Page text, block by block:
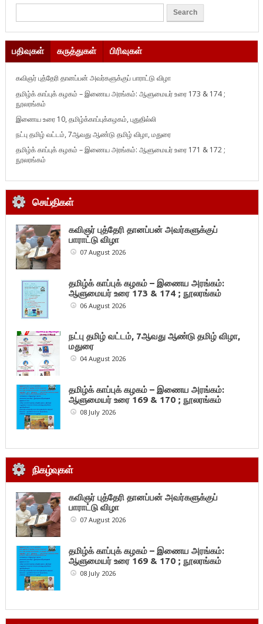
பதிவுகள் கருத்துகள் பிரிவுகள்
கவிஞர் புத்தேரி தானப்பன் அவர்களுக்குப் பாராட்டு விழா
தமிழ்க் காப்புக் கழகம் – இணைய அரங்கம்: ஆளுமையர் உரை 173 & 174 ;
நூலரங்கம்
இணைய உரை 10, தமிழ்க்காப்புக்கழகம், புதுதில்லி
நட்பு தமிழ் வட்டம், 7ஆவது ஆண்டு தமிழ் விழா, மதுரை
தமிழ்க் காப்புக் கழகம் – இணைய அரங்கம்: ஆளுமையர் உரை 171 & 172 ;
நூலரங்கம்
செய்திகள்
கவிஞர் புத்தேரி தானப்பன் அவர்களுக்குப்
பாராட்டு விழா
07 August 2026
தமிழ்க் காப்புக் கழகம் – இணைய அரங்கம்:
ஆளுமையர் உரை 173 & 174 ; நூலரங்கம்
06 August 2026
நட்பு தமிழ் வட்டம், 7ஆவது ஆண்டு தமிழ் விழா,
மதுரை
04 August 2026
தமிழ்க் காப்புக் கழகம் – இணைய அரங்கம்:
ஆளுமையர் உரை 169 & 170 ; நூலரங்கம்
08 July 2026
நிகழ்வுகள்
கவிஞர் புத்தேரி தானப்பன் அவர்களுக்குப்
பாராட்டு விழா
07 August 2026
தமிழ்க் காப்புக் கழகம் – இணைய அரங்கம்:
ஆளுமையர் உரை 169 & 170 ; நூலரங்கம்
08 July 2026